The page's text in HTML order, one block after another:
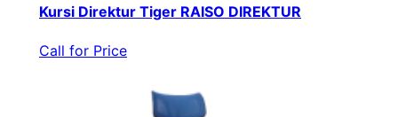
Kursi Direktur Tiger RAISO DIREKTUR
Call for Price